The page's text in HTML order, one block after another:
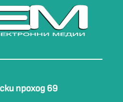
проход 69